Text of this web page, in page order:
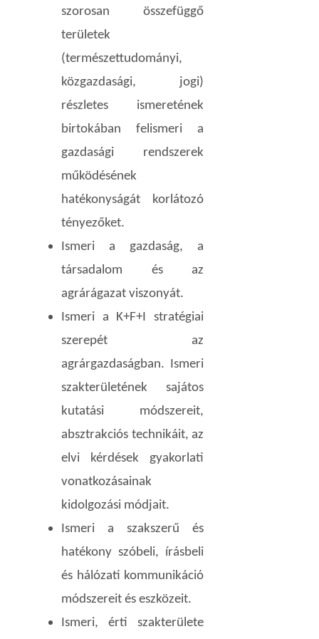
szorosan összefüggő
területek
(természettudományi,
közgazdasági, jogi)
részletes ismeretének
birtokában felismeri a
gazdasági rendszerek
működésének
hatékonyságát korlátozó
tényezőket.
Ismeri a gazdaság, a
társadalom és az
agrárágazat viszonyát.
Ismeri a K+F+I stratégiai
szerepét az
agrárgazdaságban. Ismeri
szakterületének sajátos
kutatási módszereit,
absztrakciós technikáit, az
elvi kérdések gyakorlati
vonatkozásainak
kidolgozási módjait.
Ismeri a szakszerű és
hatékony szóbeli, írásbeli
és hálózati kommunikáció
módszereit és eszközeit.
Ismeri, érti szakterülete